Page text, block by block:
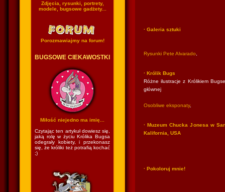
Zdjęcia, rysunki, portrety,
modele, bugsowe gadżety...
Porozmawiajmy na forum!
BUGSOWE CIEKAWOSTKI
Miłość niejedno ma imię...
Czytając ten artykuł dowiesz się,
jaką rolę w życiu Królika Bugsa
odegrały kobiety, i przekonasz
się, że króliki też potrafią kochać
;)
· Galeria sztuki
Rysunki Pete Alvarado
· Królik Bugs
Różne ilustracje z Królikiem
głównej
Osobliwe eksponaty,
· Muzeum Chucka Jonesa w
Kalifornia, USA
· Pokoloruj mnie!